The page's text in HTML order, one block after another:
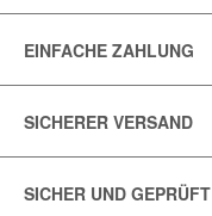
EINFACHE ZAHLUNG
SICHERER VERSAND
SICHER UND GEPRÜFT